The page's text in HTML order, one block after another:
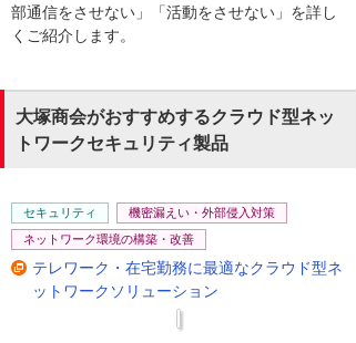
部通信をさせない」「活動をさせない」を詳し
くご紹介します。
大塚商会がおすすめするクラウド型ネッ
トワークセキュリティ製品
セキュリティ
機密漏えい・外部侵入対策
ネットワーク環境の構築・改善
テレワーク・在宅勤務に最適なクラウド型ネ
ットワークソリューション